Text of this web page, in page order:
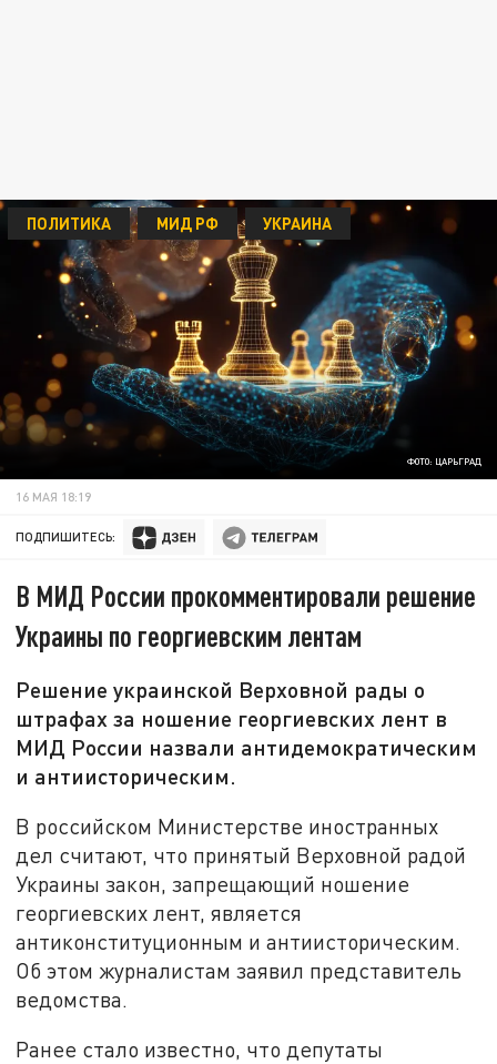
ФОТО: ЦАРЬГРАД
ПОЛИТИКА МИД РФ УКРАИНА
16 МАЯ 18:19
ПОДПИШИТЕСЬ:
В МИД России прокомментировали решение
Украины по георгиевским лентам
Решение украинской Верховной рады о
штрафах за ношение георгиевских лент в
МИД России назвали антидемократическим
и антиисторическим.
В российском Министерстве иностранных
дел считают, что принятый Верховной радой
Украины закон, запрещающий ношение
георгиевских лент, является
антиконституционным и антиисторическим.
Об этом журналистам заявил представитель
ведомства.
Ранее стало известно, что депутаты